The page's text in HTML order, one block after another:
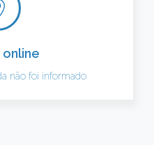
não foi informado